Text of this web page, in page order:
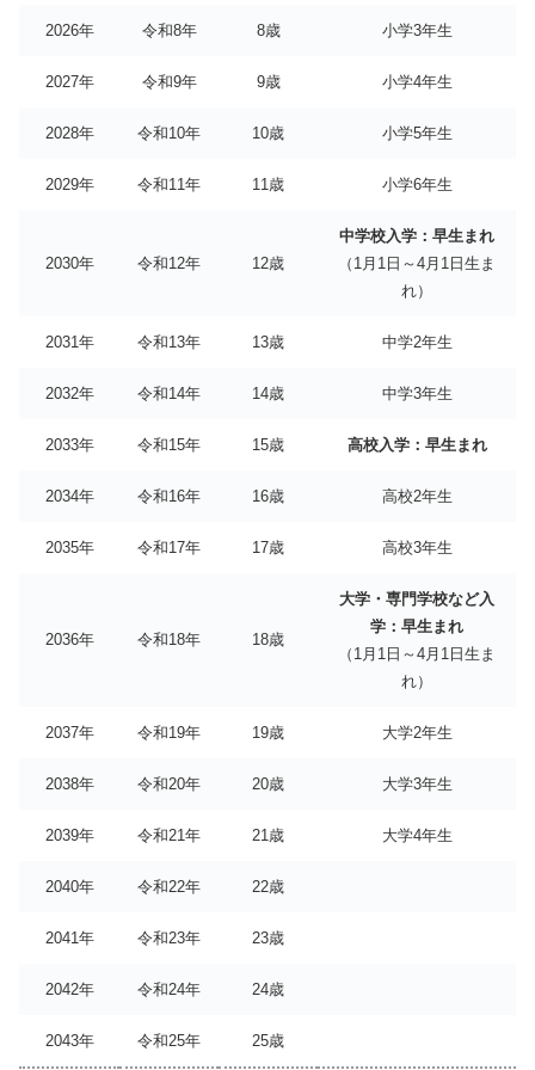
2026年 令和8年 8歳 小学3年生
2027年 令和9年 9歳 小学4年生
2028年 令和10年 10歳 小学5年生
2029年 令和11年 11歳 小学6年生
2030年 令和12年 12歳
中学校入学：早生まれ
（1月1日～4月1日生ま
れ）
2031年 令和13年 13歳 中学2年生
2032年 令和14年 14歳 中学3年生
2033年 令和15年 15歳 高校入学：早生まれ
2034年 令和16年 16歳 高校2年生
2035年 令和17年 17歳 高校3年生
2036年 令和18年 18歳
大学・専門学校など入
学：早生まれ
（1月1日～4月1日生ま
れ）
2037年 令和19年 19歳 大学2年生
2038年 令和20年 20歳 大学3年生
2039年 令和21年 21歳 大学4年生
2040年 令和22年 22歳
2041年 令和23年 23歳
2042年 令和24年 24歳
2043年 令和25年 25歳